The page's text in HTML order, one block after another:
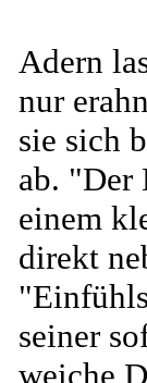
Adern
nur
sie sich
ab. "Der
einem
direkt
seiner
weiche